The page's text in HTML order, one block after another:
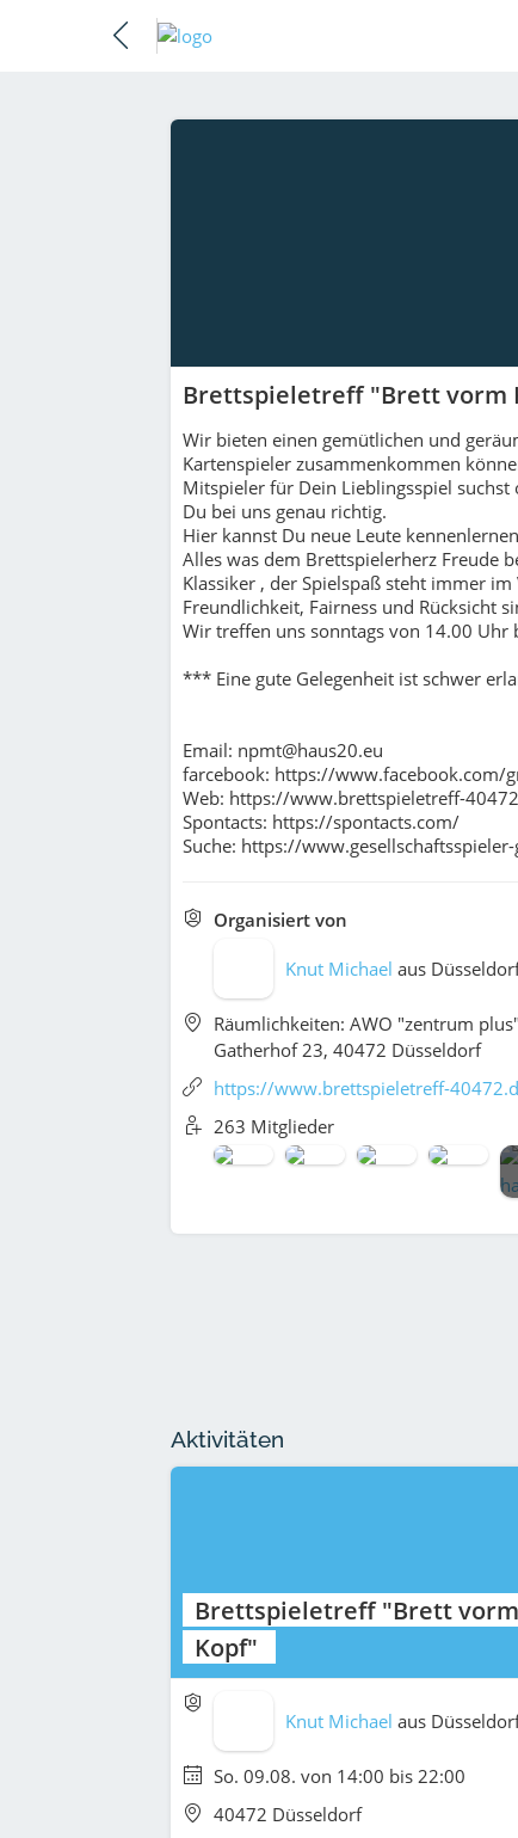
Brettspieletreff "Brett vorm
Wir bieten einen gemütlichen und
Kartenspieler zusammenkommen
Mitspieler für Dein Lieblingsspiel
Du bei uns genau richtig.
Hier kannst Du neue Leute
Alles was dem Brettspielerherz Freude
Klassiker , der Spielspaß steht immer
Freundlichkeit, Fairness und Rücksicht
Wir treffen uns sonntags von 14.00 Uhr
*** Eine gute Gelegenheit ist schwer
Email: npmt@haus20.eu
farcebook: https://www.facebook.com/
Web: https://www.brettspieletreff-
Spontacts: https://spontacts.com/
Suche: https://
Organisiert von
Knut Michael aus
Räumlichkeiten: AWO "zentrum
Gatherhof 23, 40472 Düsseldorf
https://www.brettspieletreff-
263 Mitglieder
Aktivitäten
Brettspieletreff "Brett vorm
Kopf"
Knut Michael aus
So. 09.08. von 14:00 bis 22:00
40472 Düsseldorf